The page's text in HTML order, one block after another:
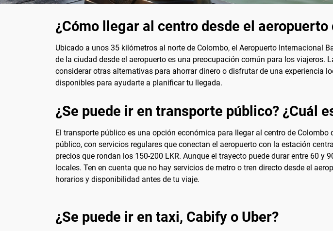
¿Cómo llegar al centro desde el
Ubicado a unos 35 kilómetros al norte de Colombo, el Aeropuerto Internacional
de la ciudad desde el aeropuerto es una preocupación común para los
considerar otras alternativas para ahorrar dinero o disfrutar de una experiencia
disponibles para ayudarte a planificar tu llegada.
¿Se puede ir en transporte público? ¿Cuál
El transporte público es una opción económica para llegar al centro de
público, con servicios regulares que conectan el aeropuerto con la estación
precios que rondan los 150-200 LKR. Aunque el trayecto puede durar entre 60
locales. Ten en cuenta que no hay servicios de metro o tren directo desde el
horarios y disponibilidad antes de tu viaje.
¿Se puede ir en taxi, Cabify o Uber?